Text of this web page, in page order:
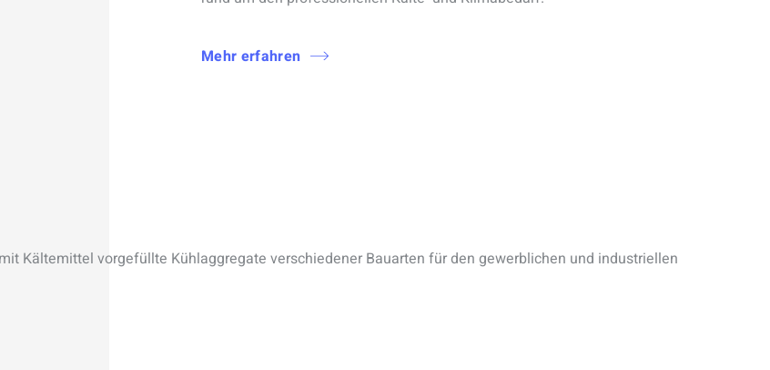
Mehr erfahren
Kältemittel vorgefüllte Kühlaggregate verschiedener Bauarten für den gewerblichen und industriellen